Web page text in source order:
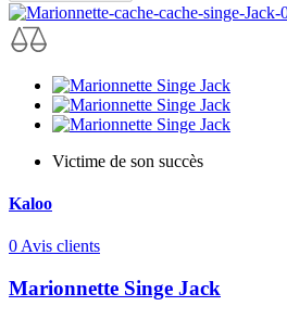
Victime de son succès
Kaloo
0 Avis clients
Marionnette Singe Jack